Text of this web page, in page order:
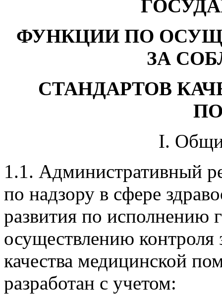
ФУНКЦИИ ПО
ЗА
СТАНДАРТОВ
I.
1.1. Административный
по надзору в сфере
развития по исполнению
осуществлению контроля
качества медицинской
разработан с учетом: